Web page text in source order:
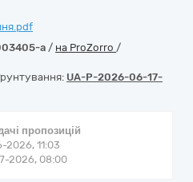
a / на ProZorro /
UA-P-2026-06-17-
пропозицій
2026, 11:03
2026, 08:00